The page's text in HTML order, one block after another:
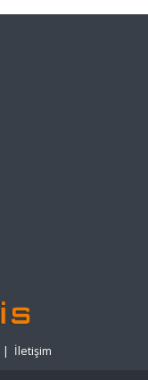
| İletişim